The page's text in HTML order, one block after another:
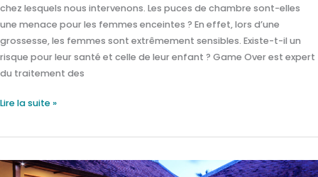
chez lesquels nous intervenons. Les puces de chambre sont-elles
une menace pour les femmes enceintes ? En effet, lors d’une
grossesse, les femmes sont extrêmement sensibles. Existe-t-il un
risque pour leur santé et celle de leur enfant ? Game Over est expert
du traitement des
Lire la suite »
L’enfer